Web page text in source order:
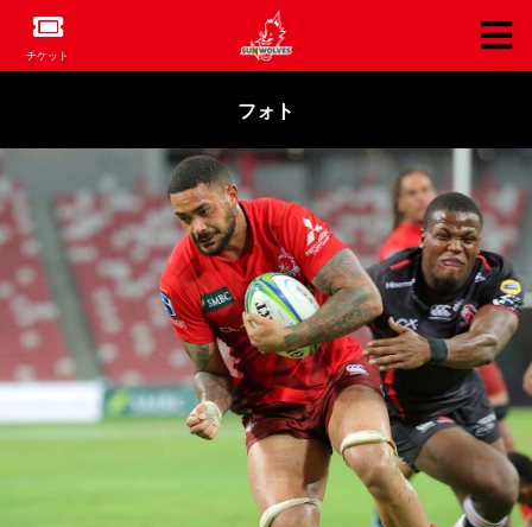
チケット
フォト